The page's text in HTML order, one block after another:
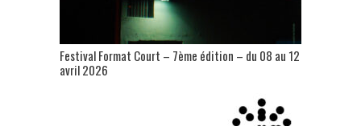
Festival Format Court – 7ème édition – du 08 au 12
avril 2026